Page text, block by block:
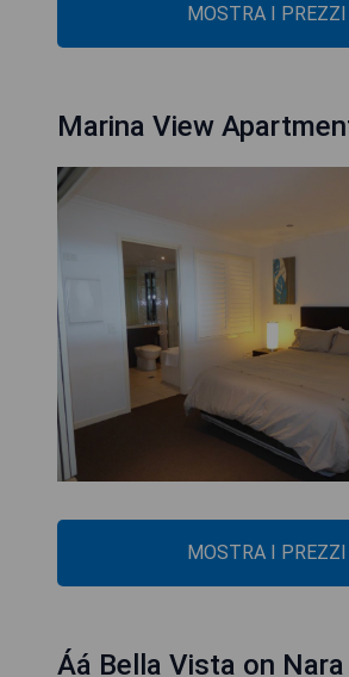
MOSTRA I PREZZI
Marina View
MOSTRA I PREZZI
Áá Bella Vista on